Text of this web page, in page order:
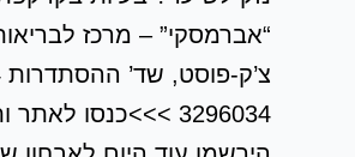
“אברמסקי” – מרכז
3296034 >>>כנסו